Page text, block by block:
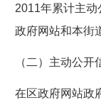
2011年累计主
政府网站和本街
（二）主动公开
在区政府网站政